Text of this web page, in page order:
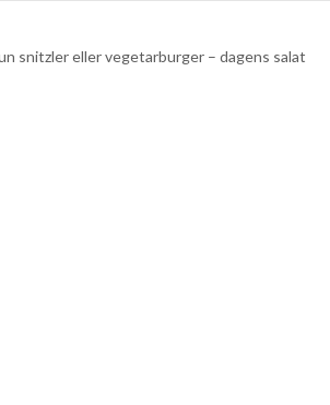
snitzler eller vegetarburger – dagens salat